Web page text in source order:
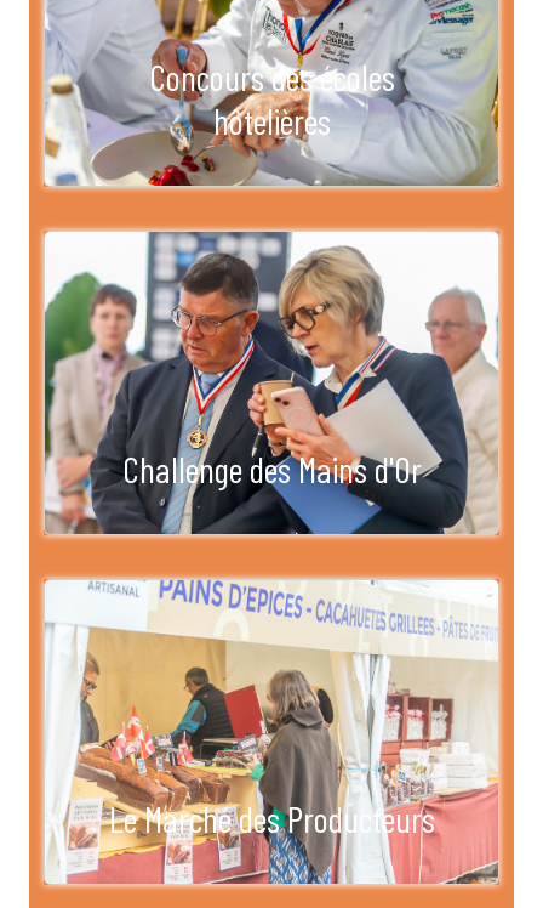
Concours des écoles
hôtelières
Challenge des Mains d'Or
Le Marché des Producteurs